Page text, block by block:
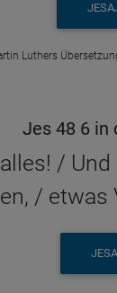
Luthers
Jes 48 6 in
/
/